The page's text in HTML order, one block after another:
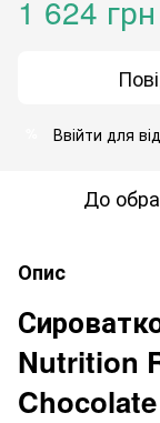
1 624 грн
Ввійти для
До
Опис
Nutrition
Chocolate